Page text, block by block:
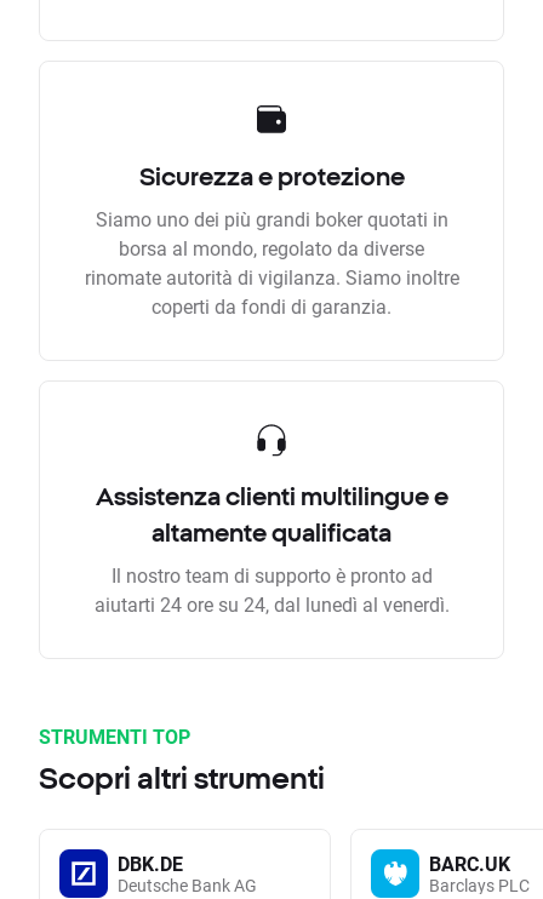
Sicurezza e protezione
Siamo uno dei più grandi boker quotati in
borsa al mondo, regolato da diverse
rinomate autorità di vigilanza. Siamo inoltre
coperti da fondi di garanzia.
Assistenza clienti multilingue e
altamente qualificata
Il nostro team di supporto è pronto ad
aiutarti 24 ore su 24, dal lunedì al venerdì.
STRUMENTI TOP
Scopri altri strumenti
DBK.DE
Deutsche Bank AG
BARC.UK
Barclays PLC